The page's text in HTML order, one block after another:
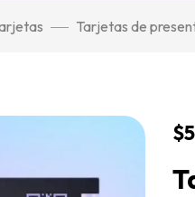
Tarjetas de
$